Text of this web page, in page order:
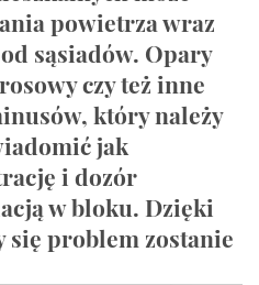
powietrza wraz
sąsiadów. Opary
czy też inne
który należy
jak
i dozór
w bloku. Dzięki
się problem zostanie